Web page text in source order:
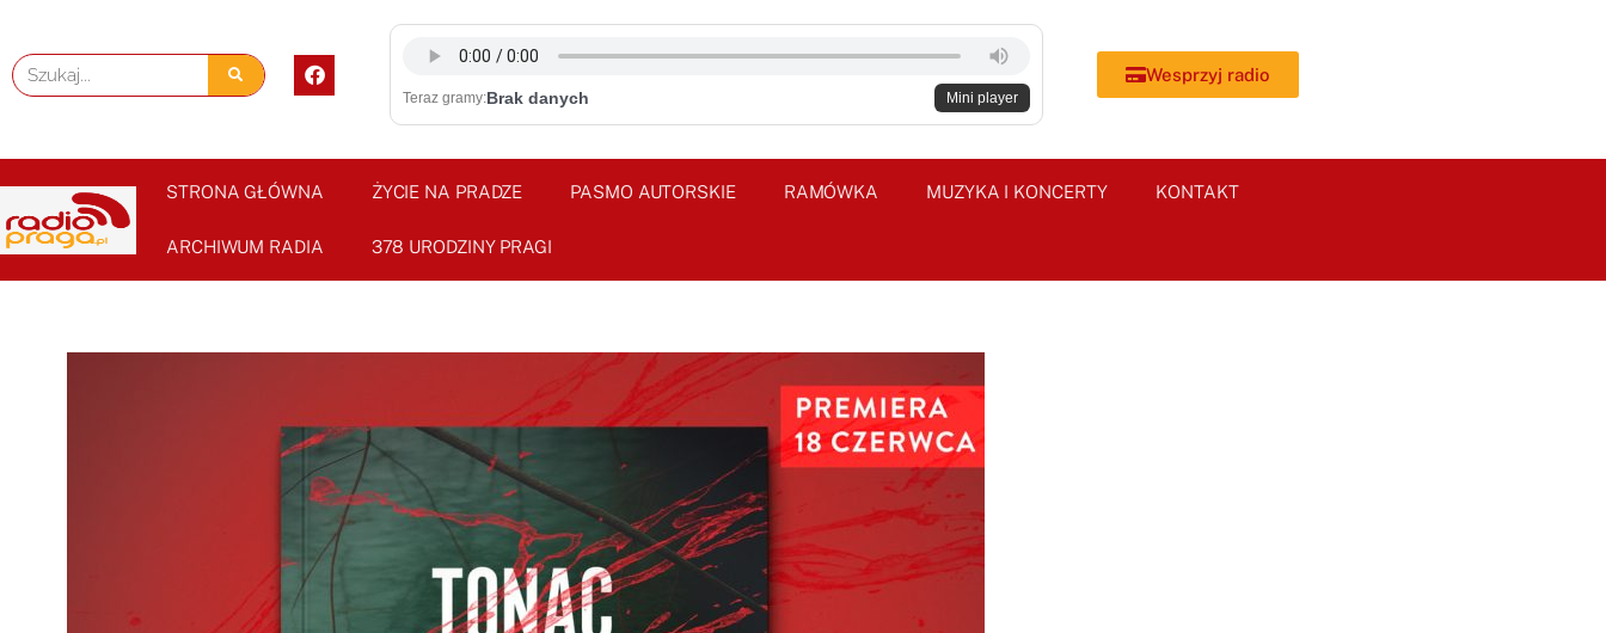
content
Szukaj
F
a
c
o
o
k
Teraz gramy:Brak danych Mini player
Wesprzyj radio
STRONA GŁÓWNA ŻYCIE NA PRADZE PASMO AUTORSKIE RAMÓWKA MUZYKA I KONCERTY KONTAKT
ARCHIWUM RADIA 378 URODZINY PRAGI